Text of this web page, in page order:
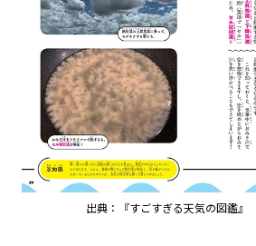
出典：『すごすぎる天気の図鑑』